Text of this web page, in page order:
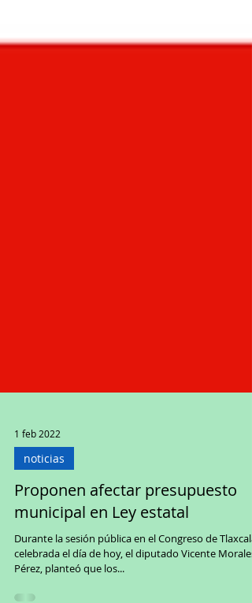
1 feb 2022
noticias
Proponen afectar presupuesto
municipal en Ley estatal
Durante la sesión pública en el Congreso de Tlaxcala